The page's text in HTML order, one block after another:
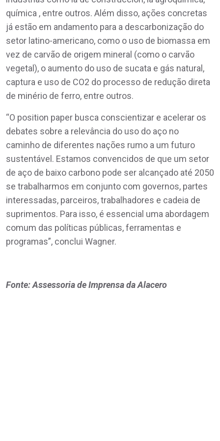
química , entre outros. Além disso, ações concretas
já estão em andamento para a descarbonização do
setor latino-americano, como o uso de biomassa em
vez de carvão de origem mineral (como o carvão
vegetal), o aumento do uso de sucata e gás natural,
captura e uso de CO2 do processo de redução direta
de minério de ferro, entre outros.
“O position paper busca conscientizar e acelerar os
debates sobre a relevância do uso do aço no
caminho de diferentes nações rumo a um futuro
sustentável. Estamos convencidos de que um setor
de aço de baixo carbono pode ser alcançado até 2050
se trabalharmos em conjunto com governos, partes
interessadas, parceiros, trabalhadores e cadeia de
suprimentos. Para isso, é essencial uma abordagem
comum das políticas públicas, ferramentas e
programas”, conclui Wagner.
Fonte: Assessoria de Imprensa da Alacero